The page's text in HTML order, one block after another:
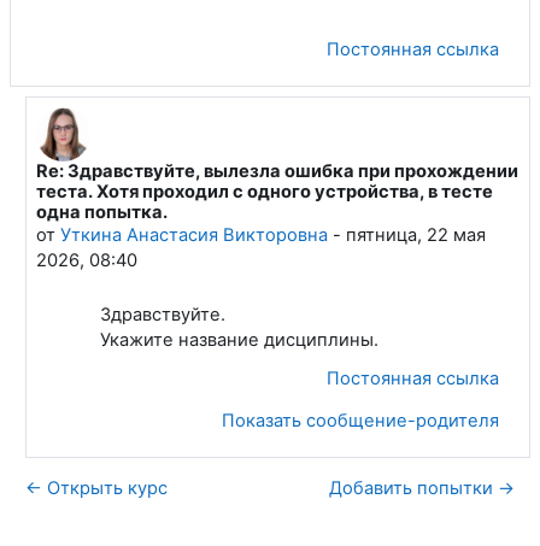
Постоянная ссылка
В ответ на Федорченко Артем Алексеевич
Re: Здравствуйте, вылезла ошибка при прохождении
теста. Хотя проходил с одного устройства, в тесте
одна попытка.
от Уткина Анастасия Викторовна- пятница, 22 мая
2026, 08:40
Здравствуйте.
Укажите название дисциплины.
Постоянная ссылка
Показать сообщение-родителя
← Открыть курс Добавить попытки →